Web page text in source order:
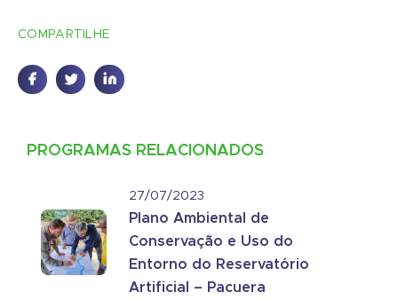
COMPARTILHE
PROGRAMAS RELACIONADOS
27/07/2023
Plano Ambiental de
Conservação e Uso do
Entorno do Reservatório
Artificial – Pacuera